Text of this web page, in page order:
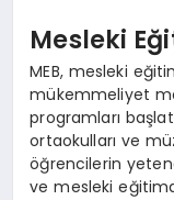
Mesleki
MEB, mesleki
mükemmeliyet
programları
ortaokulları ve
öğrencilerin
ve mesleki